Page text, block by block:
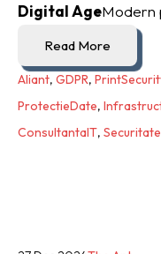
Digital AgeModern
Read More
Aliant, GDPR,
ProtectieDate,
ConsultantaIT,